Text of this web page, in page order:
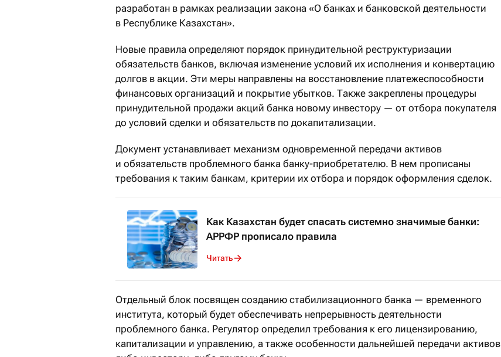
разработан в рамках реализации закона «О банках и банковской деятельности
в Республике Казахстан».
Новые правила определяют порядок принудительной реструктуризации
обязательств банков, включая изменение условий их исполнения и конвертацию
долгов в акции. Эти меры направлены на восстановление платежеспособности
финансовых организаций и покрытие убытков. Также закреплены процедуры
принудительной продажи акций банка новому инвестору — от отбора покупателя
до условий сделки и обязательств по докапитализации.
Документ устанавливает механизм одновременной передачи активов
и обязательств проблемного банка банку-приобретателю. В нем прописаны
требования к таким банкам, критерии их отбора и порядок оформления сделок.
Как Казахстан будет спасать системно значимые банки:
АРРФР прописало правила
Читать
Отдельный блок посвящен созданию стабилизационного банка — временного
института, который будет обеспечивать непрерывность деятельности
проблемного банка. Регулятор определил требования к его лицензированию,
капитализации и управлению, а также особенности дальнейшей передачи активов